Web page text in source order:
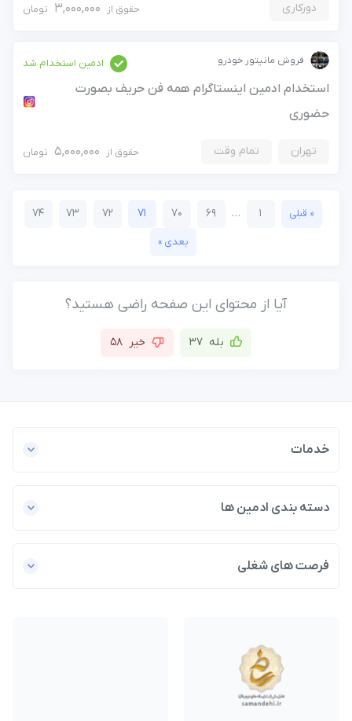
دورکاری حقوق از 3,000,000 تومان
فروش مانیتور خودرو ادمین استخدام شد
استخدام ادمین اینستاگرام همه فن حریف بصورت
حضوری
تهران تمام وقت حقوق از 5,000,000 تومان
« قبلی 1
…
69
70
71
72
73
74
بعدی »
آیا از محتوای این صفحه راضی هستید؟
بله 37 خیر 58
خدمات
دسته بندی ادمین ها
فرصت های شغلی